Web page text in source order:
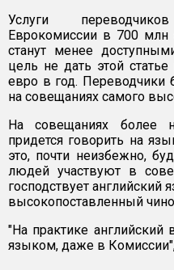
Услуги
Еврокомиссии в 700
станут менее
цель не дать этой
евро в год. Переводчики
на совещаниях самого
На совещаниях более
придется говорить на
это, почти неизбежно,
людей участвуют в
господствует английский
высокопоставленный
"На практике английский
языком, даже в